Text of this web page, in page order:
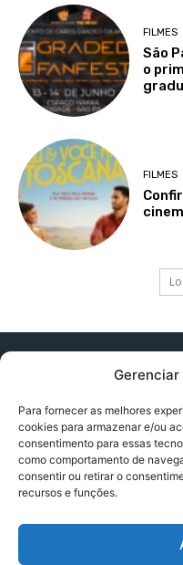
Para fornecer as melhores
cookies para armazenar e/ou
consentimento para essas
como comportamento de
consentir ou retirar o
recursos e funções.
FILMES
São
o
FILMES
Contato: